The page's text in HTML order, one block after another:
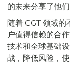
的未来分享了他
随着 CGT 领域的
户值得信赖的合
技术和全球基础
战，降低风险，